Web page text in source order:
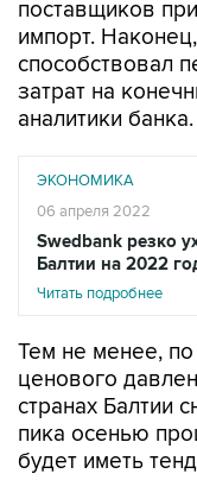
поставщиков
импорт.
способствовал
затрат на
аналитики банка.
ЭКОНОМИКА
06 апреля 2022
Swedbank резко
Балтии на 2022
Читать подробнее
Тем не менее,
ценового
странах Балтии
пика осенью
будет иметь